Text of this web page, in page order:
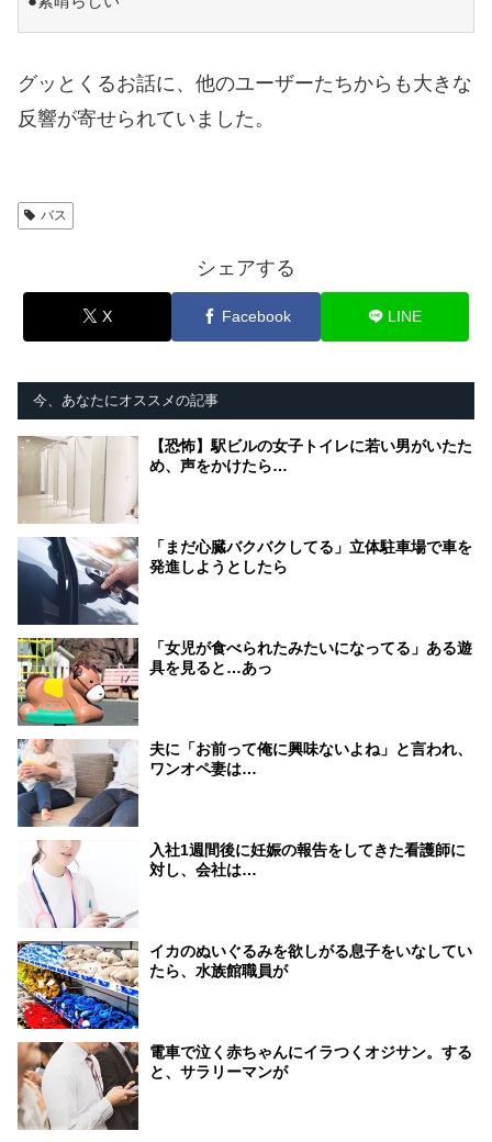
グッとくるお話に、他のユーザーたちからも大きな
反響が寄せられていました。
バス
シェアする
X Facebook LINE
今、あなたにオススメの記事
【恐怖】駅ビルの女子トイレに若い男がいたた
め、声をかけたら…
「まだ心臓バクバクしてる」立体駐車場で車を
発進しようとしたら
「女児が食べられたみたいになってる」ある遊
具を見ると…あっ
夫に「お前って俺に興味ないよね」と言われ、
ワンオペ妻は…
入社1週間後に妊娠の報告をしてきた看護師に
対し、会社は…
イカのぬいぐるみを欲しがる息子をいなしてい
たら、水族館職員が
電車で泣く赤ちゃんにイラつくオジサン。する
と、サラリーマンが